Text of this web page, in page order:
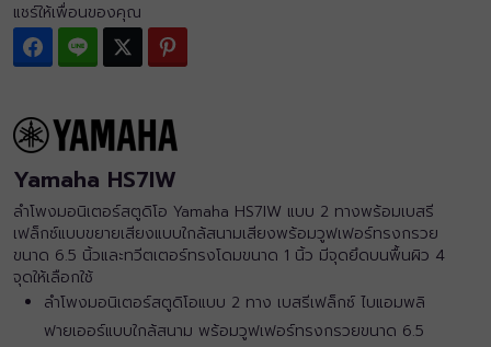
แชร์ให้เพื่อนของคุณ
Facebook
Line Twitter
Yamaha HS7IW
ลำโพงมอนิเตอร์สตูดิโอ Yamaha HS7IW แบบ 2 ทางพร้อมเบสรี
เฟล็กซ์แบบขยายเสียงแบบใกล้สนามเสียงพร้อมวูฟเฟอร์ทรงกรวย
ขนาด 6.5 นิ้วและทวีตเตอร์ทรงโดมขนาด 1 นิ้ว มีจุดยึดบนพื้นผิว 4
จุดให้เลือกใช้
ลำโพงมอนิเตอร์สตูดิโอแบบ 2 ทาง เบสรีเฟล็กซ์ ไบแอมพลิ
ฟายเออร์แบบใกล้สนาม พร้อมวูฟเฟอร์ทรงกรวยขนาด 6.5